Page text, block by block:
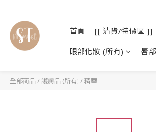
首頁 [[ 清貨/特價區 ]]
眼部化妝 (所有) 唇
全部商品 /護膚品 (所有) /精華